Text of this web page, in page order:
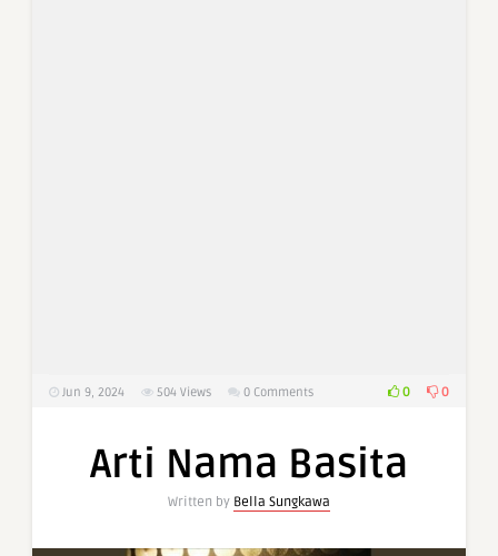
Jun 9, 2024 504 Views 0 Comments 0 0
Arti Nama Basita
Written by Bella Sungkawa